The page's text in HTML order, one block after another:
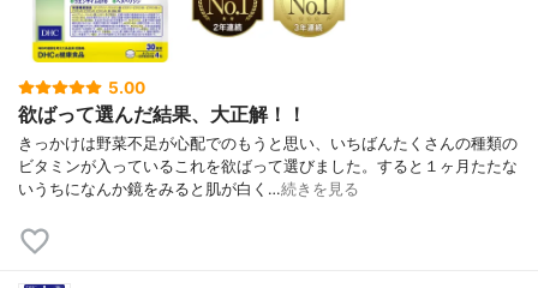
5.00
欲ばって選んだ結果、大正解！！
きっかけは野菜不足が心配でのもうと思い、いちばんたくさんの種類の
ビタミンが入っているこれを欲ばって選びました。すると１ヶ月たたな
いうちになんか鏡をみると肌が白く…続きを見る